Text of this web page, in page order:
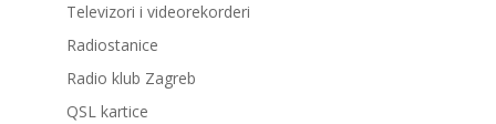
Televizori i videorekorderi
Radiostanice
Radio klub Zagreb
QSL kartice